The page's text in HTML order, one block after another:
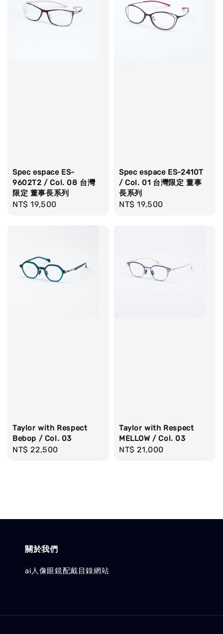
Spec espace ES-
9602T2 / Col. 08 台灣
限定 董事長系列
Regular
NT$ 19,500
Spec espace ES-2410T
/ Col. 01 台灣限定 董事
長系列
Regular
NT$ 19,500
Taylor with Respect
Bebop / Col. 03
Regular
NT$ 22,500
Taylor with Respect
MELLOW / Col. 03
Regular
NT$ 21,000
關於我們
ai人像眼鏡配戴目錄網站